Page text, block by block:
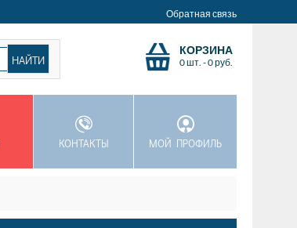
Обратная связь
КОРЗИНА
0 шт. -0руб.
КОНТАКТЫ МОЙ ПРОФИЛЬ